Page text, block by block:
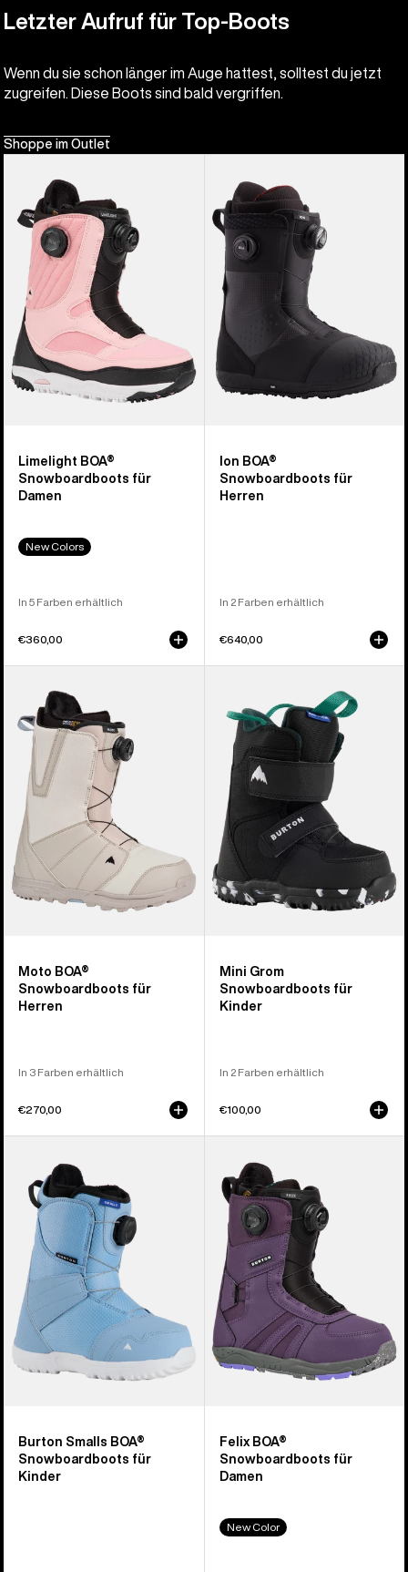
Letzter Aufruf für Top-Boots
Wenn du sie schon länger im Auge hattest, solltest du jetzt
zugreifen. Diese Boots sind bald vergriffen.
Shoppe im Outlet
Limelight
BOA®
Snowboardboots
Damen
Limelight BOA®
Snowboardboots für
Damen
New Colors
In 5 Farben erhältlich
€360,00
BOA®
Snowboardboots
Herren
Ion BOA®
Snowboardboots für
Herren
In 2 Farben erhältlich
€640,00
BOA®
Snowboardboots
Herren
Moto BOA®
Snowboardboots für
Herren
In 3 Farben erhältlich
€270,00
Grom
Snowboardboots
Kinder
Mini Grom
Snowboardboots für
Kinder
In 2 Farben erhältlich
€100,00
BOA®
Snowboardboots
Kinder
Burton Smalls BOA®
Snowboardboots für
Kinder
BOA®
Snowboardboots
Damen
Felix BOA®
Snowboardboots für
Damen
New Color